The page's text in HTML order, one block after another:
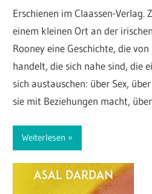
Erschienen im Claassen-Verlag.
einem kleinen Ort an der
Rooney eine Geschichte, die
handelt, die sich nahe sind, die
sich austauschen: über Sex,
sie mit Beziehungen macht,
Weiterlesen